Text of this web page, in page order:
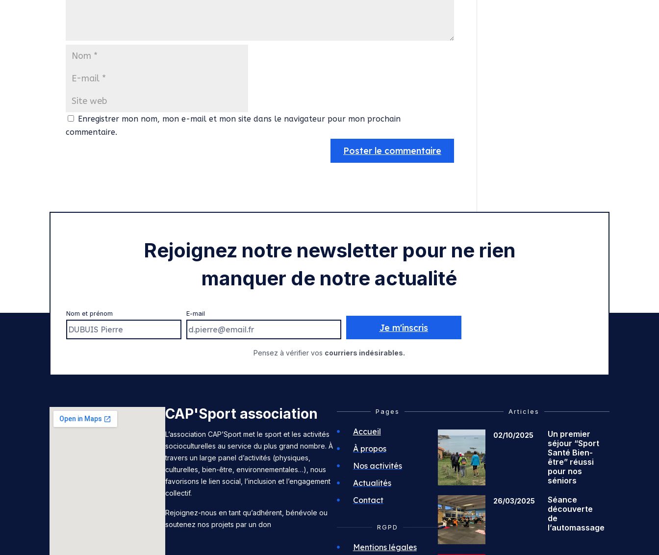
Enregistrer mon nom, mon e-mail et mon site dans le navigateur pour mon prochain
commentaire.
Rejoignez notre newsletter pour ne rien
manquer de notre actualité
Nom et prénom E-mail
Je m'inscris
Pensez à vérifier vos courriers indésirables.
CAP'Sport association
L’association CAP’Sport met le sport et les activités
socioculturelles au service du plus grand nombre. À
travers un large panel d’activités (physiques,
culturelles, bien-être, environnementales…), nous
favorisons le lien social, l’inclusion et l’engagement
collectif.
Rejoignez-nous en tant qu’adhérent, bénévole ou
soutenez nos projets par un don
Pages
Accueil
À propos
Nos activités
Actualités
Contact
RGPD
Mentions légales
Articles
02/10/2025
Un premier
séjour “Sport
Santé Bien-
être” réussi
pour nos
séniors
26/03/2025
Séance
découverte
de
l’automassage